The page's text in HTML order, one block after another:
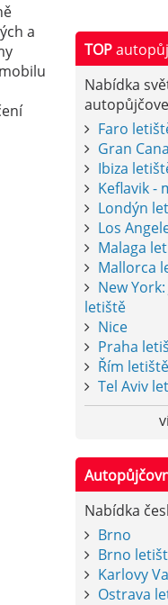
a
TOP
Nabídka
Faro
Gran
Ibiza
Keflavik -
Londýn
Los
Malaga
Mallorca
New
letiště
Nice
Praha
Řím
Tel Aviv
Nabídka
Brno
Brno
Karlovy
Ostrava